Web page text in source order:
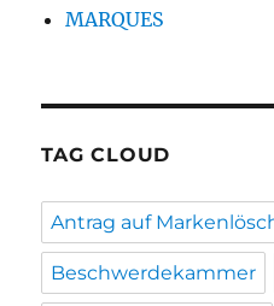
MARQUES
TAG CLOUD
Antrag auf
Beschwerdekammer